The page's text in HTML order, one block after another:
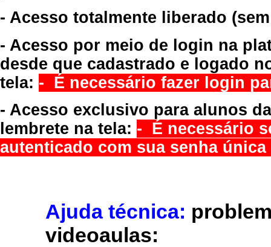
- Acesso totalmente liberado
- Acesso por meio de login na
desde que cadastrado e logado
tela: - É necessário fazer login
- Acesso exclusivo para alunos
lembrete na tela: - É necessário
autenticado com sua senha
Ajuda técnica:
videoaulas: